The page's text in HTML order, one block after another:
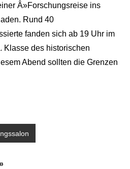
Â»Forschungsreise ins
Rund 40
fanden sich ab 19 Uhr im
Klasse des historischen
Abend sollten die Grenzen